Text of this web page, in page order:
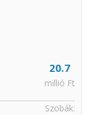
20.7
millió Ft
Szobák: